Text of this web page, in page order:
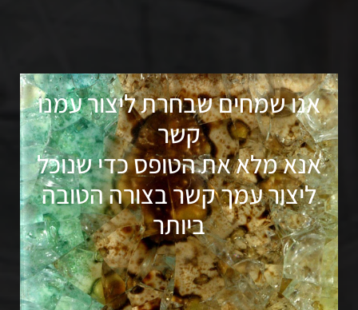
אנו שמחים שבחרת ליצור עמנו
קשר
אנא מלא את הטופס כדי שנוכל
ליצור עמך קשר בצורה הטובה
ביותר